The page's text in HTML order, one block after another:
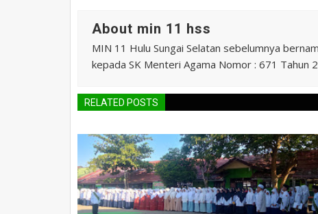
About min 11 hss
MIN 11 Hulu Sungai Selatan sebelumnya
kepada SK Menteri Agama Nomor : 671 Tahun
RELATED POSTS